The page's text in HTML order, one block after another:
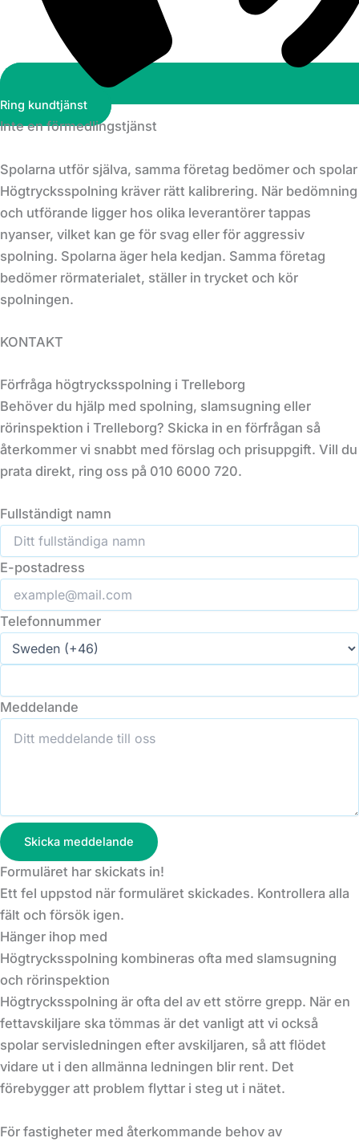
Ring kundtjänst
Inte en förmedlingstjänst
Spolarna utför själva, samma företag bedömer och spolar
Högtrycksspolning kräver rätt kalibrering. När bedömning
och utförande ligger hos olika leverantörer tappas
nyanser, vilket kan ge för svag eller för aggressiv
spolning. Spolarna äger hela kedjan. Samma företag
bedömer rörmaterialet, ställer in trycket och kör
spolningen.
KONTAKT
Förfråga högtrycksspolning i Trelleborg
Behöver du hjälp med spolning, slamsugning eller
rörinspektion i Trelleborg? Skicka in en förfrågan så
återkommer vi snabbt med förslag och prisuppgift. Vill du
prata direkt, ring oss på 010 6000 720.
Fullständigt namn
E-postadress
Telefonnummer
Meddelande
Skicka meddelande
Formuläret har skickats in!
Ett fel uppstod när formuläret skickades. Kontrollera alla
fält och försök igen.
Hänger ihop med
Högtrycksspolning kombineras ofta med slamsugning
och rörinspektion
Högtrycksspolning är ofta del av ett större grepp. När en
fettavskiljare ska tömmas är det vanligt att vi också
spolar servisledningen efter avskiljaren, så att flödet
vidare ut i den allmänna ledningen blir rent. Det
förebygger att problem flyttar i steg ut i nätet.
För fastigheter med återkommande behov av